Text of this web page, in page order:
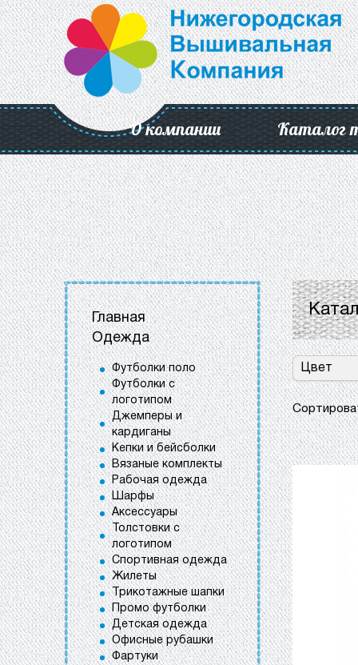
О компании Каталог
Главная
Одежда
Футболки поло
Футболки с
логотипом
Джемперы и
кардиганы
Кепки и бейсболки
Вязаные комплекты
Рабочая одежда
Шарфы
Аксессуары
Толстовки с
логотипом
Спортивная одежда
Жилеты
Трикотажные шапки
Промо футболки
Детская одежда
Офисные рубашки
Фартуки
Цвет